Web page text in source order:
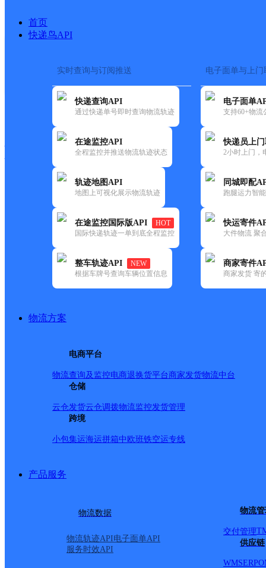
首页
快递鸟API
实时查询与订阅推送
快递查询API
通过快递单号即时查询物流轨迹
在途监控API
全程监控并推送物流轨迹状态
轨迹地图API
地图上可视化展示物流轨迹
在途监控国际版API
HOT
国际快递轨迹一单到底全程监控
整车轨迹API
NEW
根据车牌号查询车辆位置信息
电子面单与上门
电子面单
支持60+物流
快递员上
2小时上门，
同城即配
跑腿运力智
快运寄件
大件物流 聚
商家寄件
商家发货 寄
物流方案
电商平台
物流查询及监控电商退换货平台商家发货物流中台
仓储
云仓发货云仓调拨物流监控发货管理
跨境
小包集运海运拼箱中欧班铁空运专线
产品服务
物流数据
物流轨迹API电子面单API
服务时效API
物流
交付管理
供应链
WMSERP
快运大全 快递时效
邮政
沙浒邮政支局
更新时间：2021-12-03 00:00:00
所属快递：邮政国内
所属区域：辽宁省-辽阳市-灯塔市
网点地址：灯塔市罗大台镇东沙浒村
网点负责人：